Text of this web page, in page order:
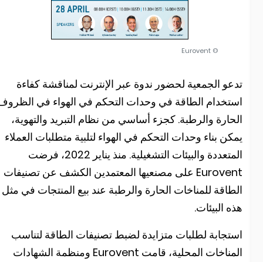
الجمعية لحضور ندوة عبر الإنترنت لمناقشة كفاءة
الطاقة في وحدات التحكم في الهواء في الظروف
والرطبة. كجزء أساسي من نظام التبريد والتهوية،
بناء وحدات التحكم في الهواء لتلبية متطلبات العملاء
المتعددة والبيئات التشغيلية. منذ يناير 2022، فرضت
Eurovent على مصنعيها المعتمدين الكشف عن تصنيفات
للمناخات الحارة والرطبة عند بيع المنتجات في مثل
البيئات.
لطلبات متزايدة لضبط تصنيفات الطاقة لتناسب
المناخات المحلية، قامت Eurovent ومنظمة الشهادات